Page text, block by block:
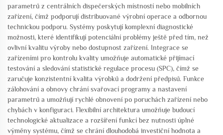
parametrů z centrálních dispečerských místností nebo mobilních
zařízení, čímž podporují distribuované výrobní operace a odbornou
technickou podporu. Systémy poskytují komplexní diagnostické
možnosti, které identifikují potenciální problémy ještě před tím, než
ovlivní kvalitu výroby nebo dostupnost zařízení. Integrace se
zařízeními pro kontrolu kvality umožňuje automatické přijímací
testování a sledování statistické regulace procesu (SPC), čímž se
zaručuje konzistentní kvalita výrobků a dodržení předpisů. Funkce
zálohování a obnovy chrání svařovací programy a nastavení
parametrů a umožňují rychlé obnovení po poruchách zařízení nebo
chybách v konfiguraci. Flexibilní architektura umožňuje budoucí
technologické aktualizace a rozšíření funkcí bez nutnosti úplné
výměny systému, čímž se chrání dlouhodobá investiční hodnota a